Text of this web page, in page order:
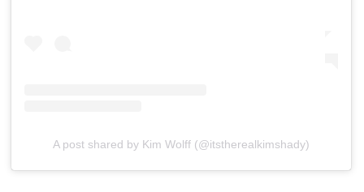
A post shared by Kim Wolff (@itstherealkimshady)